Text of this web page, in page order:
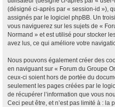
(désigné ci-après par « session-id »),
assignés par le logiciel phpBB. Un
vous naviguerez sur les sujets de «
Normand » et est utilisé pour stocker
avez lus, ce qui améliore votre
Nous pouvons également créer des
en naviguant sur « Forum du Groupe
ceux-ci soient hors de portée du
seulement les pages créées par le
de récupérer l’information que vous
Ceci peut être, et n’est pas limité à : la